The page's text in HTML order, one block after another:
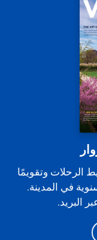
الرحلات وتقويمًا
في المدينة.
البريد.